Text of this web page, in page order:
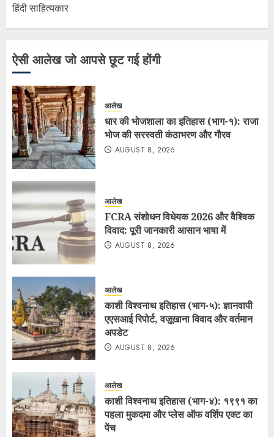
हिंदी साहित्यकार
ऐसी आलेख जो आपसे छूट गई होंगी
आलेख
धार की भोजशाला का इतिहास (भाग-१): राजा
भोज की सरस्वती कंठाभरण और गौरव
AUGUST 8, 2026
आलेख
FCRA संशोधन विधेयक 2026 और वैश्विक
विवाद: पूरी जानकारी आसान भाषा में
AUGUST 8, 2026
आलेख
काशी विश्वनाथ इतिहास (भाग-५): ज्ञानवापी
एएसआई रिपोर्ट, वज़ूखाना विवाद और वर्तमान
अपडेट
AUGUST 8, 2026
आलेख
काशी विश्वनाथ इतिहास (भाग-४): १९९१ का
पहला मुकदमा और प्लेस ऑफ वर्शिप एक्ट का
पेंच